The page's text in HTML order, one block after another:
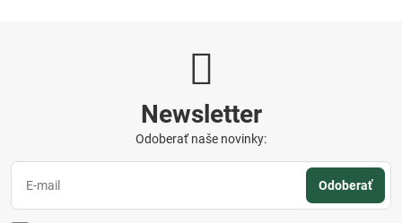
Newsletter
Odoberať naše novinky:
Odoberať